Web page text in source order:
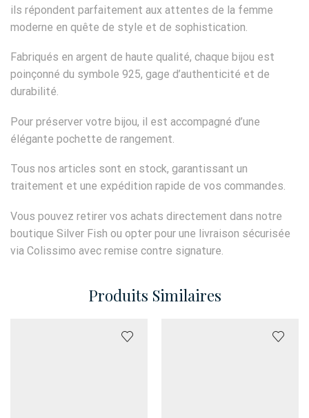
ils répondent parfaitement aux attentes de la femme
moderne en quête de style et de sophistication.
Fabriqués en argent de haute qualité, chaque bijou est
poinçonné du symbole 925, gage d’authenticité et de
durabilité.
Pour préserver votre bijou, il est accompagné d’une
élégante pochette de rangement.
Tous nos articles sont en stock, garantissant un
traitement et une expédition rapide de vos commandes.
Vous pouvez retirer vos achats directement dans notre
boutique Silver Fish ou opter pour une livraison sécurisée
via Colissimo avec remise contre signature.
Produits Similaires